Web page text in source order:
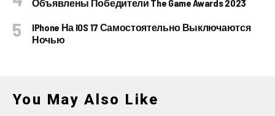
Объявлены Победители The Game Awards 2023
IPhone На IOS 17 Самостоятельно Выключаются
Ночью
You May Also Like